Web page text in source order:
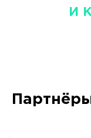
И